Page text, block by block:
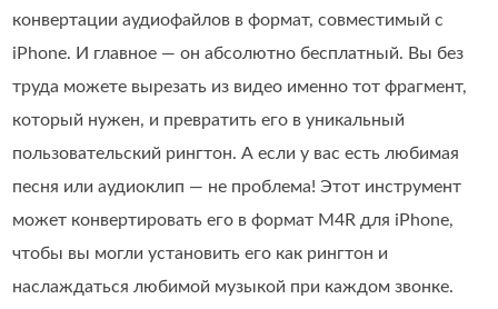
конвертации аудиофайлов в формат, совместимый с
iPhone. И главное — он абсолютно бесплатный. Вы без
труда можете вырезать из видео именно тот фрагмент,
который нужен, и превратить его в уникальный
пользовательский рингтон. А если у вас есть любимая
песня или аудиоклип — не проблема! Этот инструмент
может конвертировать его в формат M4R для iPhone,
чтобы вы могли установить его как рингтон и
наслаждаться любимой музыкой при каждом звонке.